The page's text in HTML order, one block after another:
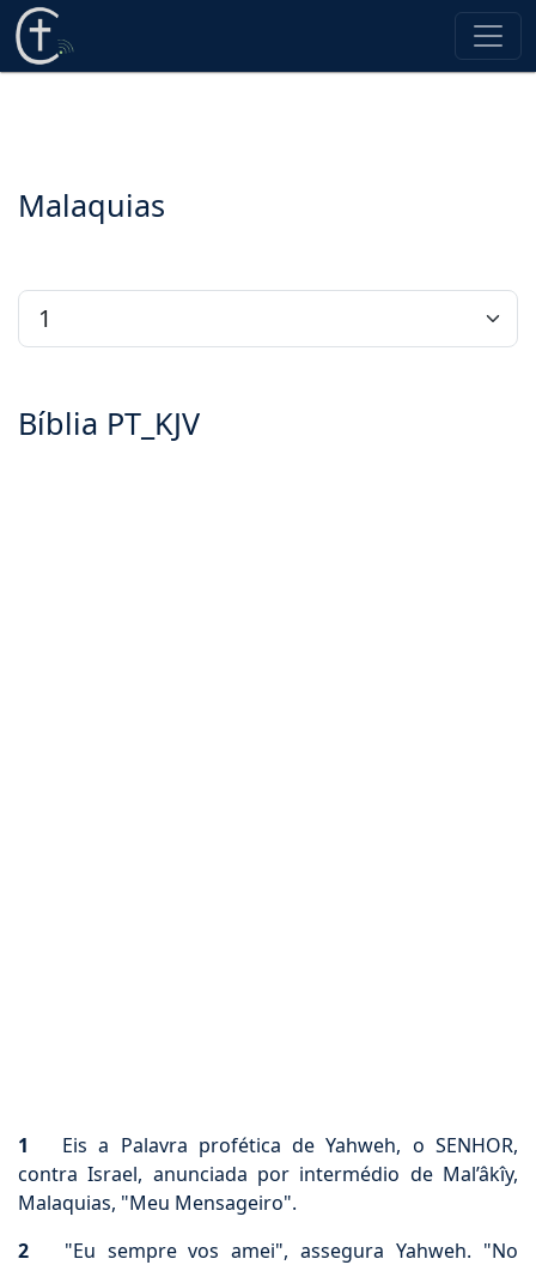
Malaquias
Bíblia PT_KJV
1 Eis a Palavra profética de Yahweh, o SENHOR,
contra Israel, anunciada por intermédio de Mal’âkîy,
Malaquias, "Meu Mensageiro".
2 "Eu sempre vos amei", assegura Yahweh. "No